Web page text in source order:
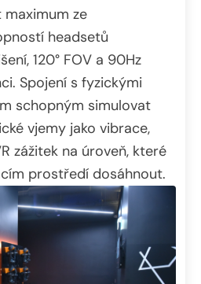
ze
headsetů
120° FOV a 90Hz
Spojení s fyzickými
schopným simulovat
vjemy jako vibrace,
zážitek na úroveň, které
prostředí dosáhnout.